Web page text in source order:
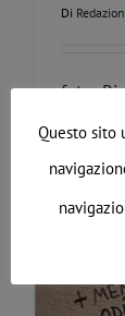
Di
foto:
Continua a
Questo sito